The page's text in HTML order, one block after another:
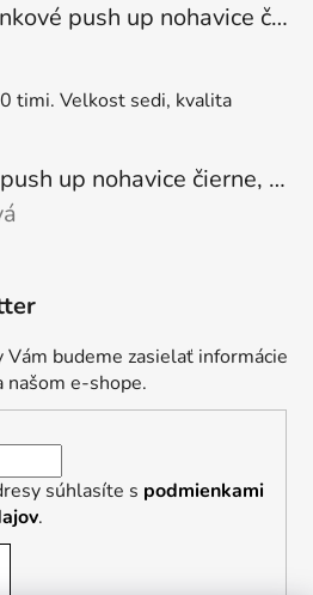
WR.UP® 7/8 koženkové push up nohavice čierne, vysoký pás RE(MOVE) WRUP4HC006PREC, N
z 5 hviezdičiek.
timi. Velkost sedi, kvalita
WR.UP® D.I.W.O. push up nohavice čierne, zateplené, regular pás, WRUP1RF444, N
z 5 hviezdičiek.
budeme zasielať informácie
našom e-shope.
súhlasíte s podmienkami
.